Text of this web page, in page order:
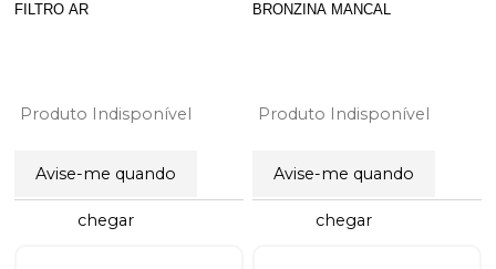
FILTRO AR
Produto Indisponível
Avise-me quando
chegar
BRONZINA MANCAL
Produto Indisponível
Avise-me quando
chegar